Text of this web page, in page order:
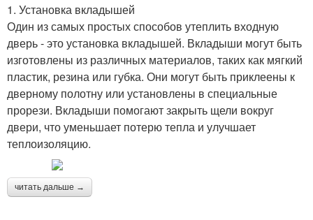
1. Установка вкладышей
Один из самых простых способов утеплить входную
дверь - это установка вкладышей. Вкладыши могут быть
изготовлены из различных материалов, таких как мягкий
пластик, резина или губка. Они могут быть приклеены к
дверному полотну или установлены в специальные
прорези. Вкладыши помогают закрыть щели вокруг
двери, что уменьшает потерю тепла и улучшает
теплоизоляцию.
читать дальше →